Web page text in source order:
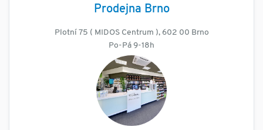
Prodejna Brno
Plotní 75 ( MIDOS Centrum ), 602 00 Brno
Po-Pá 9-18h